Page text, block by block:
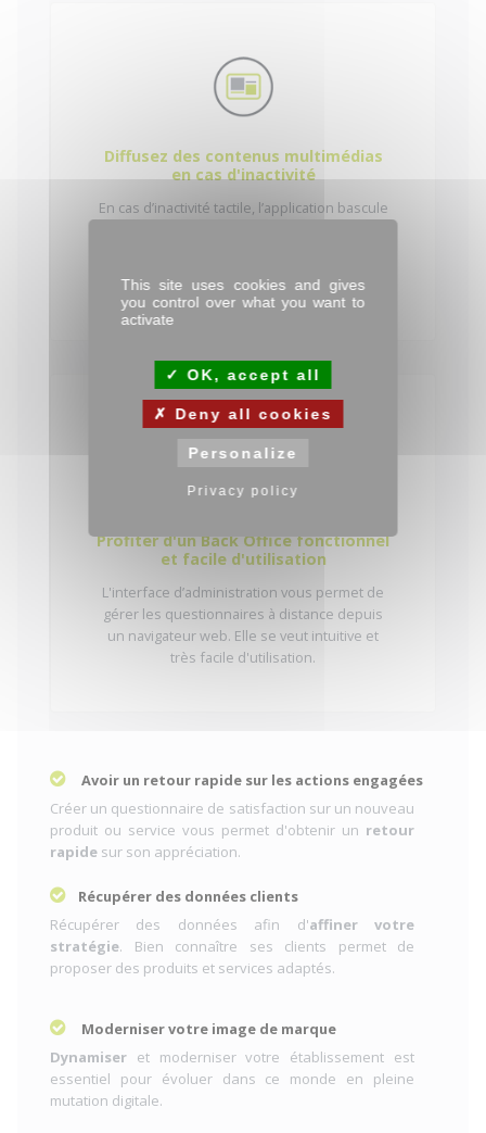
Diffusez des contenus multimédias
en cas d'inactivité
En cas d’inactivité tactile, l’application bascule
Profiter d'un Back Office fonctionnel
et facile d'utilisation
L'interface d’administration vous permet de
gérer les questionnaires à distance depuis
un navigateur web. Elle se veut intuitive et
très facile d'utilisation.
Avoir un retour rapide sur les actions engagées
Créer un questionnaire de satisfaction sur un nouveau
produit ou service vous permet d'obtenir un retour
rapide sur son appréciation.
Récupérer des données clients
Récupérer des données afin d'affiner votre
stratégie. Bien connaître ses clients permet de
proposer des produits et services adaptés.
Moderniser votre image de marque
Dynamiser et moderniser votre établissement est
essentiel pour évoluer dans ce monde en pleine
mutation digitale.
This site uses cookies and gives
you control over what you want to
activate
OK, accept all
Deny all cookies
Personalize
Privacy policy